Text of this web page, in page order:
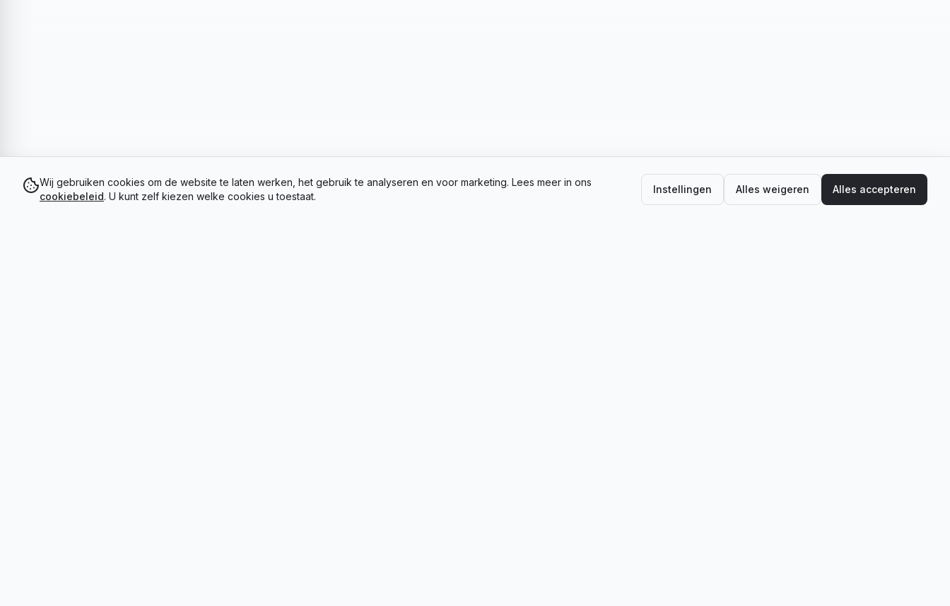
Wij gebruiken cookies om de website te laten werken, het gebruik te analyseren en voor marketing. Lees meer in ons
cookiebeleid. U kunt zelf kiezen welke cookies u toestaat.
Instellingen Alles weigeren Alles accepteren